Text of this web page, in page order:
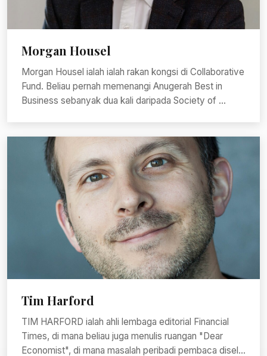
Morgan Housel
Morgan Housel ialah ialah rakan kongsi di Collaborative
Fund. Beliau pernah memenangi Anugerah Best in
Business sebanyak dua kali daripada Society of ...
Tim Harford
TIM HARFORD ialah ahli lembaga editorial Financial
Times, di mana beliau juga menulis ruangan "Dear
Economist", di mana masalah peribadi pembaca disel...